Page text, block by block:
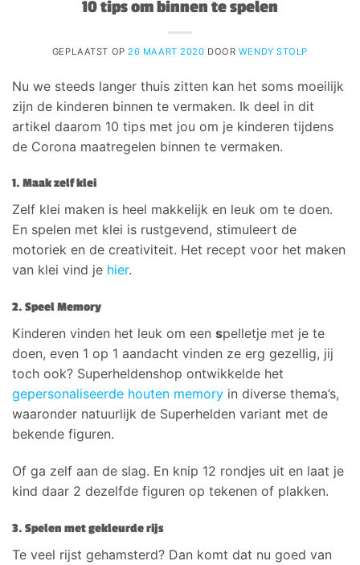
10 tips om binnen te spelen
GEPLAATST OP 26 MAART 2020 DOOR WENDY STOLP
Nu we steeds langer thuis zitten kan het soms moeilijk
zijn de kinderen binnen te vermaken. Ik deel in dit
artikel daarom 10 tips met jou om je kinderen tijdens
de Corona maatregelen binnen te vermaken.
1. Maak zelf klei
Zelf klei maken is heel makkelijk en leuk om te doen.
En spelen met klei is rustgevend, stimuleert de
motoriek en de creativiteit. Het recept voor het maken
van klei vind je hier.
2. Speel Memory
Kinderen vinden het leuk om een spelletje met je te
doen, even 1 op 1 aandacht vinden ze erg gezellig, jij
toch ook? Superheldenshop ontwikkelde het
gepersonaliseerde houten memory in diverse thema’s,
waaronder natuurlijk de Superhelden variant met de
bekende figuren.
Of ga zelf aan de slag. En knip 12 rondjes uit en laat je
kind daar 2 dezelfde figuren op tekenen of plakken.
3. Spelen met gekleurde rijs
Te veel rijst gehamsterd? Dan komt dat nu goed van